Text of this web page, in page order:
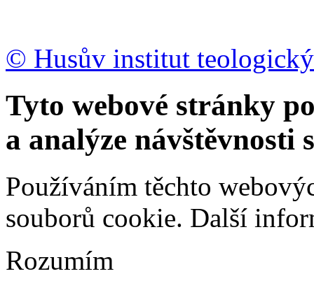
© Husův institut
Tyto webové stránky
a analýze návštěvnosti
Používáním těchto
souborů cookie. Další
Rozumím